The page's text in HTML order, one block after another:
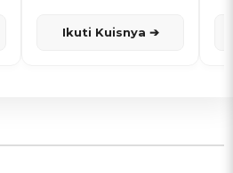
Ikuti Kuisnya ➔